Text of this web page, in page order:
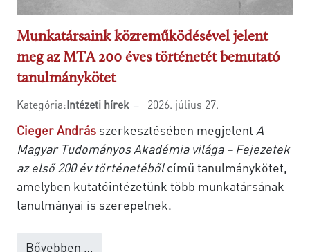
Munkatársaink közreműködésével jelent
meg az MTA 200 éves történetét bemutató
tanulmánykötet
Kategória:Intézeti hírek 2026. július 27.
Cieger András szerkesztésében megjelent A
Magyar Tudományos Akadémia világa – Fejezetek
az első 200 év történetébőlcímű tanulmánykötet,
amelyben kutatóintézetünk több munkatársának
tanulmányai is szerepelnek.
Bővebben …